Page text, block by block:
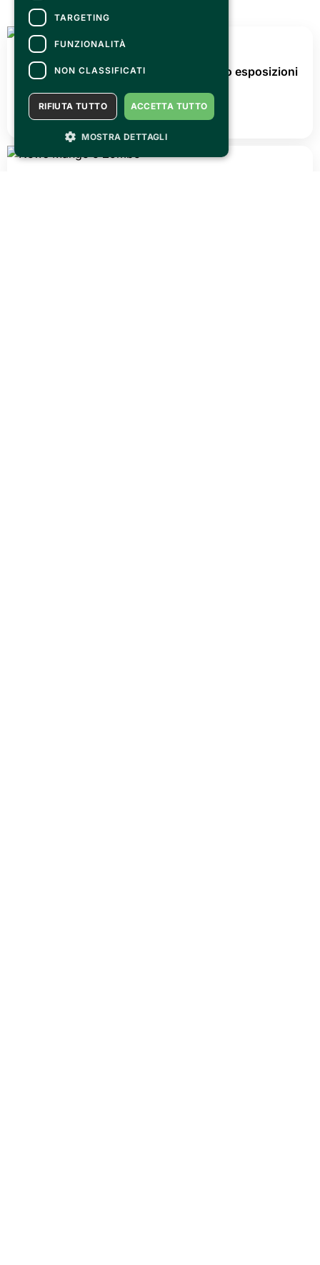
TARGETING
FUNZIONALITÀ
NON CLASSIFICATI
ACCETTA TUTTO
RIFIUTA TUTTO
MOSTRA DETTAGLI